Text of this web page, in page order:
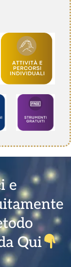
e
Qui